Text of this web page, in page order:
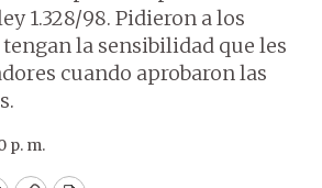
1.328/98. Pidieron a los
la sensibilidad que les
cuando aprobaron las
p. m.